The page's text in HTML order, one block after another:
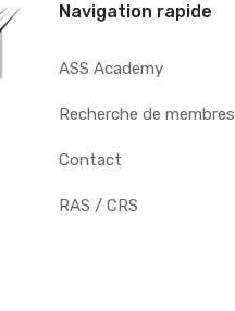
Navigation rapide
ASS Academy
Recherche de membres
Contact
RAS / CRS